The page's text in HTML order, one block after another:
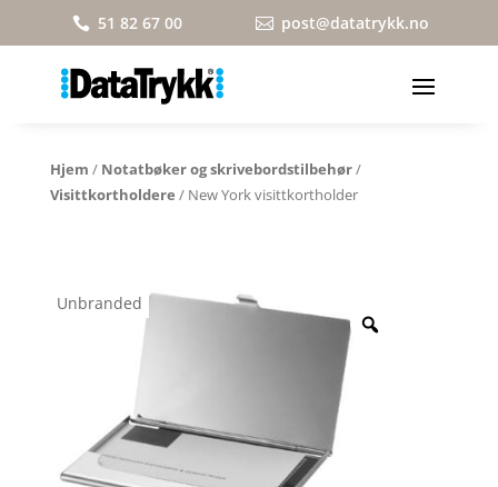
 51 82 67 00  post@datatrykk.no
Hjem / Notatbøker og skrivebordstilbehør/
Visittkortholdere / New York visittkortholder
Unbranded